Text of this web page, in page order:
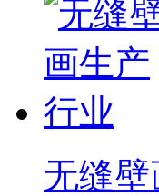
无缝